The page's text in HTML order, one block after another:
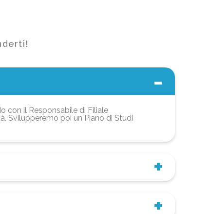
con il Responsabile di Filiale
Svilupperemo poi un Piano di Studi